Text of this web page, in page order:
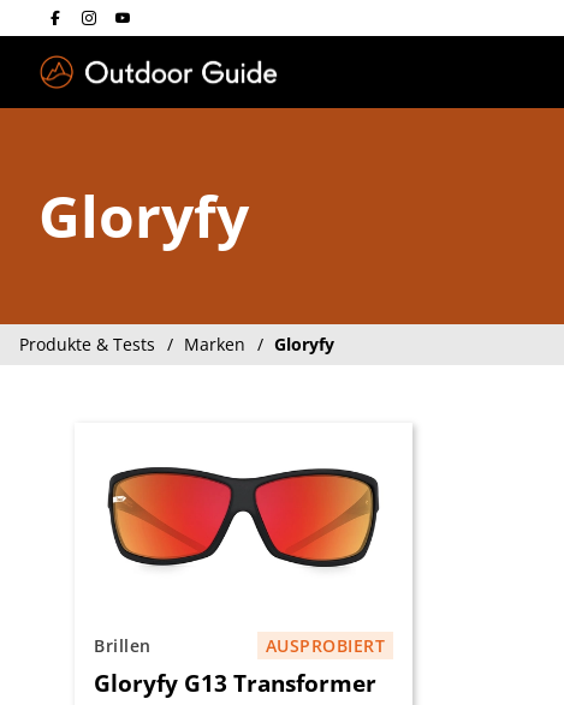
Gloryfy
Produkte & Tests Marken Gloryfy
Brillen AUSPROBIERT
Gloryfy G13 Transformer